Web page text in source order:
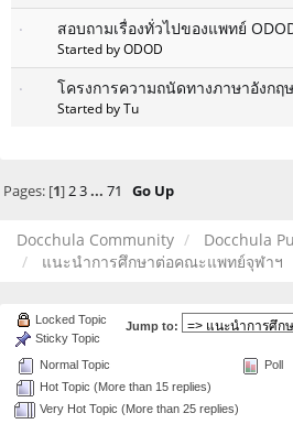
สอบถามเรื่องทั่วไปของแพทย์
Started by ODOD
โครงการความถนัดทางภาษาอังกฤษ
Started by Tu
Pages: [1]2 3 ... 71 Go Up
Docchula Community
Docchula
แนะนำการศึกษาต่อคณะแพทย์จุฬาฯ
Jump to:
Normal Topic
Hot Topic (More than 15 replies)
Very Hot Topic (More than 25 replies)
Locked Topic
Sticky Topic
Poll